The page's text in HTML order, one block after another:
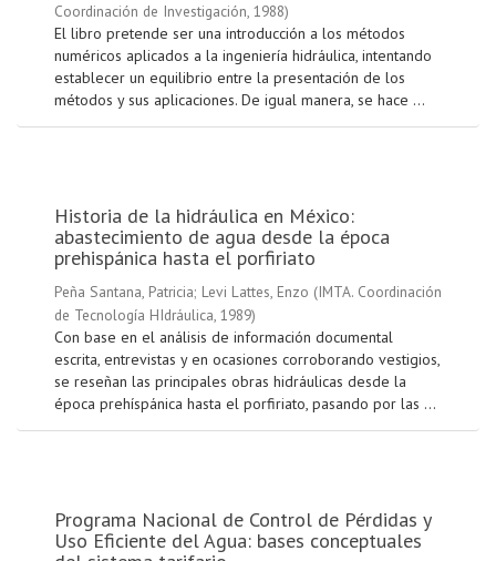
Coordinación de Investigación, 1988)
El libro pretende ser una introducción a los métodos
numéricos aplicados a la ingeniería hidráulica, intentando
establecer un equilibrio entre la presentación de los
métodos y sus aplicaciones. De igual manera, se hace ...
Historia de la hidráulica en México:
abastecimiento de agua desde la época
prehispánica hasta el porfiriato
Peña Santana, Patricia; Levi Lattes, Enzo (IMTA. Coordinación
de Tecnología HIdráulica, 1989)
Con base en el análisis de información documental
escrita, entrevistas y en ocasiones corroborando vestigios,
se reseñan las principales obras hidráulicas desde la
época prehíspánica hasta el porfiriato, pasando por las ...
Programa Nacional de Control de Pérdidas y
Uso Eficiente del Agua: bases conceptuales